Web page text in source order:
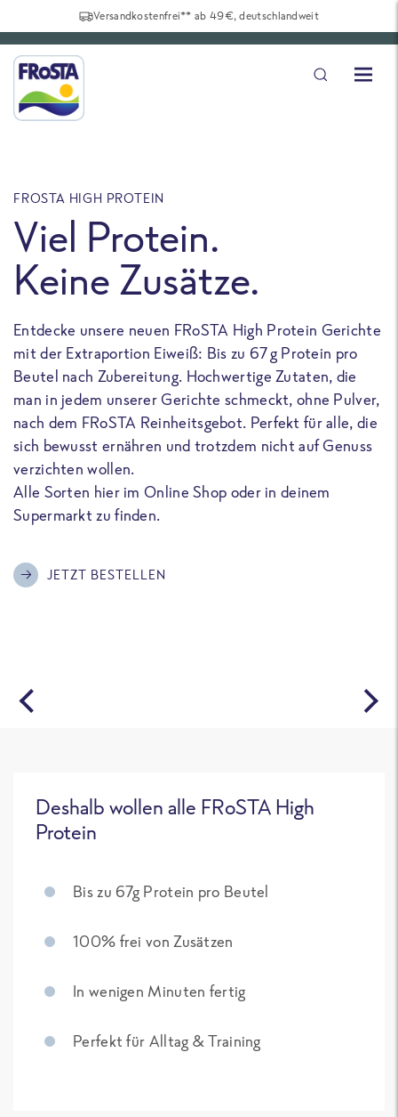
Versandkostenfrei** ab 49€, deutschlandweit
FROSTA HIGH PROTEIN
Viel Protein.
Keine Zusätze.
Entdecke unsere neuen FRoSTA High Protein Gerichte
mit der Extraportion Eiweiß: Bis zu 67 g Protein pro
Beutel nach Zubereitung. Hochwertige Zutaten, die
man in jedem unserer Gerichte schmeckt, ohne Pulver,
nach dem FRoSTA Reinheitsgebot. Perfekt für alle, die
sich bewusst ernähren und trotzdem nicht auf Genuss
verzichten wollen.
Alle Sorten hier im Online Shop oder in deinem
Supermarkt zu finden.
JETZT BESTELLEN
Deshalb wollen alle FRoSTA High
Protein
Bis zu 67g Protein pro Beutel
100% frei von Zusätzen
In wenigen Minuten fertig
Perfekt für Alltag & Training